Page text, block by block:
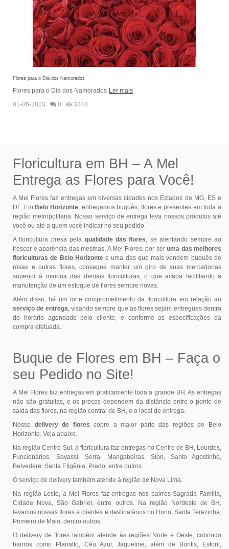
Flores para o Dia dos Namorados
Flores para o Dia dos Namorados Ler mais
01-06-2023
0 3348
Floricultura em BH – A Mel
Entrega as Flores para Você!
A Mel Flores faz entregas em diversas cidades nos Estados de MG, ES e
DF. EmBelo Horizonte, entregamos buquês, flores e presentes em toda a
região metropolitana. Nosso serviço de entrega leva nossos produtos até
você ou até a quem você indicar no seu pedido.
A floricultura presa pela qualidade das flores
, se atentando sempre ao
frescor e aparência das mesmas. A Mel Flores, por seruma das melhores
floriculturas de Belo Horizontee uma das que mais vendem buquês de
rosas e outras flores, consegue manter um giro de suas mercadorias
superior à maioria das demais floriculturas, o que acaba facilitando a
manutenção de um estoque de flores sempre novas.
Além disso, há um forte comprometimento da floricultura em relação ao
serviço de entrega , visando sempre que as flores sejam entregues dentro
do horário agendado pelo cliente, e conforme as especificações da
compra efetuada.
Buque de Flores em BH – Faça o
seu Pedido no Site!
A Mel Flores faz entregas em praticamente toda a grande BH. As entregas
não são gratuitas, e os preços dependem da distância entre o ponto de
saída das flores, na região central de BH, e o local de entrega.
Nosso delivery de flores cobre a maior parte das regiões de Belo
Horizonte. Veja abaixo.
Na região Centro-Sul, a floricultura faz entregas no Centro de BH, Lourdes,
Funcionários, Savassi, Serra, Mangabeiras, Sion, Santo Agostinho,
Belvedere, Santa Efigênia, Prado, entre outros.
O serviço de delivery também atende à região de Nova Lima.
Na região Leste, a Mel Flores faz entregas nos bairros Sagrada Família,
Cidade Nova, São Gabriel, entre outros. Na região Nordeste de BH,
levamos nossas flores a clientes e destinatários no Horto, Santa Terezinha,
Primeiro de Maio, dentro outros.
O delivery de flores também atende às regiões Norte e Oeste, cobrindo
bairros como Planalto, Céu Azul, Jaqueline; além de Buritis, Estoril,